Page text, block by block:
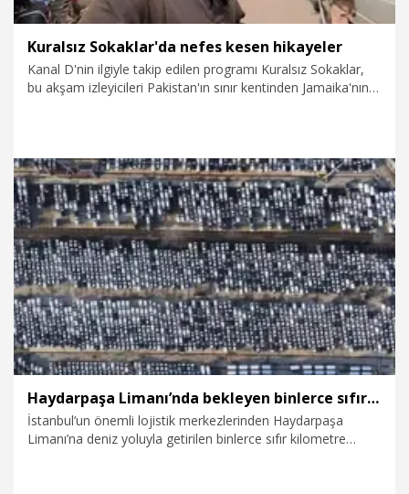
Kuralsız Sokaklar'da nefes kesen hikayeler
Kanal D'nin ilgiyle takip edilen programı Kuralsız Sokaklar,
bu akşam izleyicileri Pakistan'ın sınır kentinden Jamaika'nın
31.07.2026 Kültür&Sanat
Haydarpaşa Limanı’nda bekleyen binlerce sıfır otomobil havadan görüntülendi
İstanbul’un önemli lojistik merkezlerinden Haydarpaşa
Limanı’na deniz yoluyla getirilen binlerce sıfır kilometre